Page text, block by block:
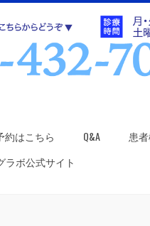
約はこちら Q&A
患
ラボ公式サイト